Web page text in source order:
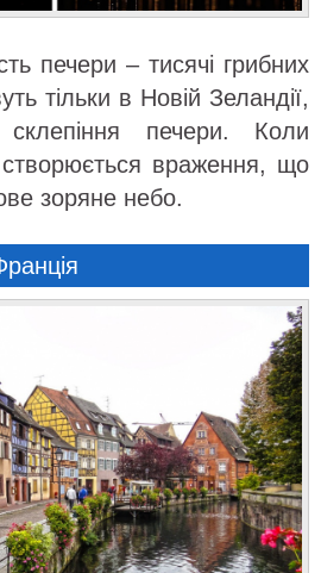
печери – тисячі грибних
тільки в Новій Зеландії,
печери. Коли
враження, що
зоряне небо.